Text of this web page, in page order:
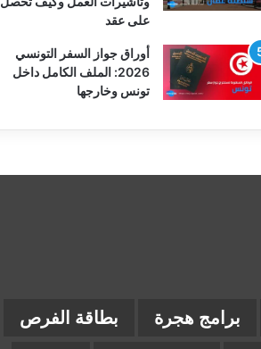
على عقد
أوراق جواز السفر التونسي
2026: الملف الكامل داخل
تونس وخارجها
برامج هجرة
بطاقة الفرص